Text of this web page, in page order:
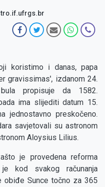
koristimo i danas, papa
gravissimas', izdanom 24.
propisuje da 1582.
ima slijediti datum 15.
jednostavno preskočeno.
savjetovali su astronom
Aloysius Lilius.
je provedena reforma
je kod svakog računanja
obiđe Sunce točno za 365